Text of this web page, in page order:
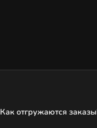
Как отгружаются заказы